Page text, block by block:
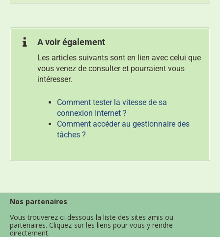
A voir également
Les articles suivants sont en lien avec celui que
vous venez de consulter et pourraient vous
intéresser.
Comment tester la vitesse de sa
connexion Internet ?
Comment accéder au gestionnaire des
tâches ?
Nos partenaires
Vous trouverez ci-dessous la liste des sites amis ou
partenaires. Cliquez-sur les liens pour vous y rendre
directement.